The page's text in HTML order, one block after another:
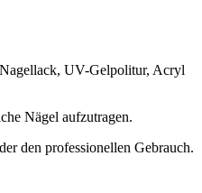
UV-Gelpolitur, Acryl
Nägel aufzutragen.
den professionellen Gebrauch.